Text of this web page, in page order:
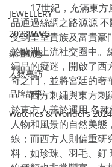
JEWELLERY
2023WWG
錶壇動態
人物專訪
品牌故事
Watches & Wonders 2024
17世紀，充滿東方
品通過絲綢之路源源 不
受到皇室貴族及富貴豪
於歐洲上流社交圈中。
繡品的癡迷，開啟了西
奇之門，並將宮廷的奢
西方刺繡與東方刺
於東方人善於運用 各種
人物和風景的自然美態
線；而西方人則偏重研
料，如珍珠、羽毛、釘